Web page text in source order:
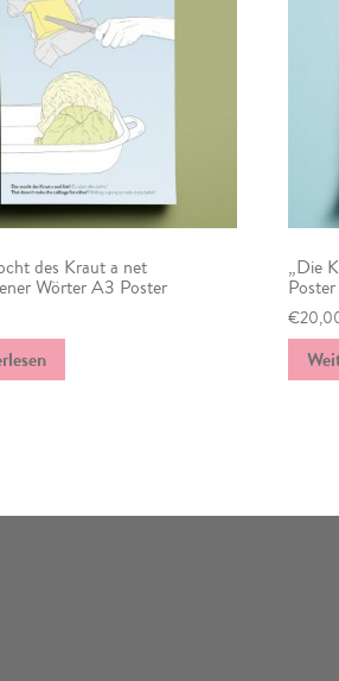
des Kraut a net
Wörter A3 Poster
„Die
Poster
€